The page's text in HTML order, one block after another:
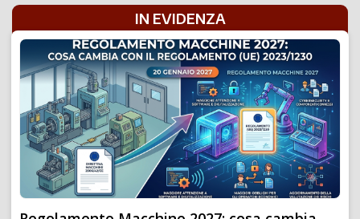
IN EVIDENZA